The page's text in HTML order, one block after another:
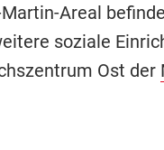
Areal
soziale
Ost der